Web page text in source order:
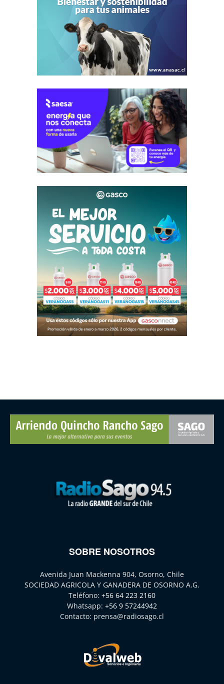
SOBRE NOSOTROS
Avenida Juan Mackenna 904, Osorno, Chile
SOCIEDAD AGRICOLA Y GANADERA DE OSORNO A.G.
Teléfono: +56 64 223 2160
Whatsapp: +56 9 57244942
Contacto: prensa@radiosago.cl